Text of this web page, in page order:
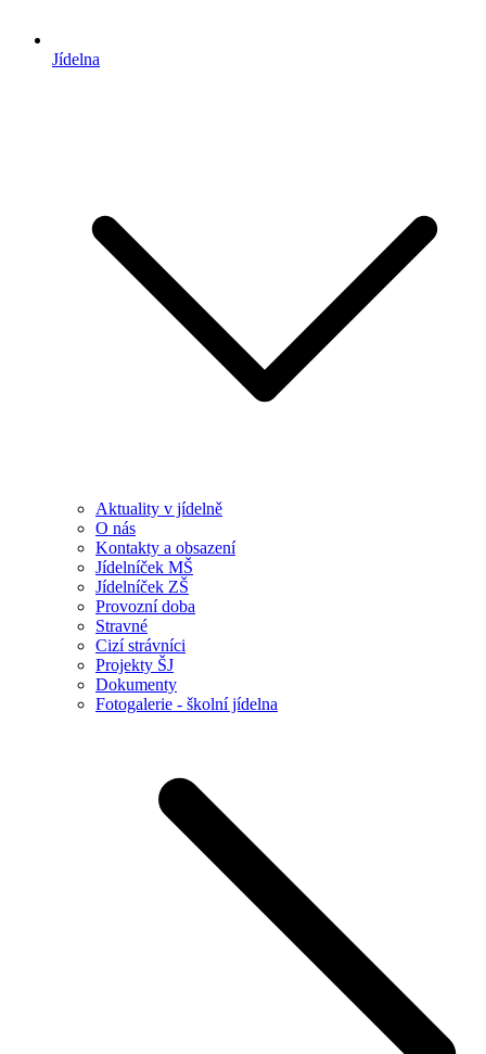
Jídelna
Aktuality v jídelně
O nás
Kontakty a obsazení
Jídelníček MŠ
Jídelníček ZŠ
Provozní doba
Stravné
Cizí strávníci
Projekty ŠJ
Dokumenty
Fotogalerie - školní jídelna